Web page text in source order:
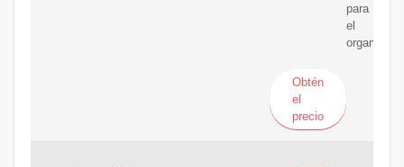
para
el
organismo.
Obtén
el
precio